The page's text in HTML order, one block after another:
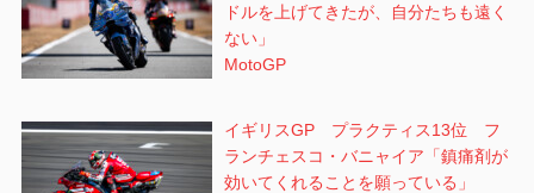
ドルを上げてきたが、自分たちも遠く
ない」
MotoGP
イギリスGP プラクティス13位 フ
ランチェスコ・バニャイア「鎮痛剤が
効いてくれることを願っている」